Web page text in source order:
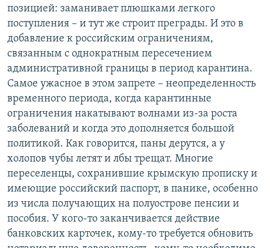
позицией: заманивает плюшками легкого
поступления – и тут же строит преграды. И это в
добавление к российским ограничениям,
связанным с однократным пересечением
административной границы в период карантина.
Самое ужасное в этом запрете – неопределенность
временного периода, когда карантинные
ограничения накатывают волнами из-за роста
заболеваний и когда это дополняется большой
политикой. Как говорится, паны дерутся, а у
холопов чубы летят и лбы трещат. Многие
переселенцы, сохранившие крымскую прописку и
имеющие российский паспорт, в панике, особенно
из числа получающих на полуострове пенсии и
пособия. У кого-то заканчивается действие
банковских карточек, кому-то требуется обновить